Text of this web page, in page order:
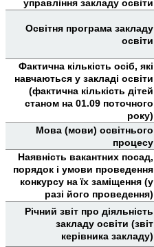
управління закладу освіти
Освітня програма закладу
освіти
Фактична кількість осіб, які
навчаються у закладі освіти
(фактична кількість дітей
станом на 01.09 поточного
року)
Мова (мови) освітнього
процесу
Наявність вакантних посад,
порядок і умови проведення
конкурсу на їх заміщення (у
разі його проведення)
Річний звіт про діяльність
закладу освіти (звіт
керівника закладу)